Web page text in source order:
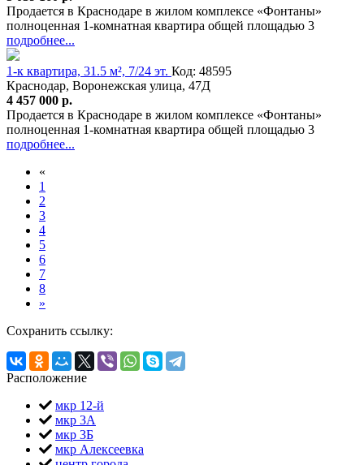
Продается в Краснодаре в жилом комплексе «Фонтаны»
полноценная 1-комнатная квартира общей площадью 3
подробнее...
1-к квартира, 31.5 м², 7/24 эт. Код: 48595
Краснодар, Воронежская улица, 47Д
4 457 000 р.
Продается в Краснодаре в жилом комплексе «Фонтаны»
полноценная 1-комнатная квартира общей площадью 3
подробнее...
«
1
2
3
4
5
6
7
8
»
Сохранить ссылку:
Расположение
мкр 12-й
мкр 3А
мкр 3Б
мкр Алексеевка